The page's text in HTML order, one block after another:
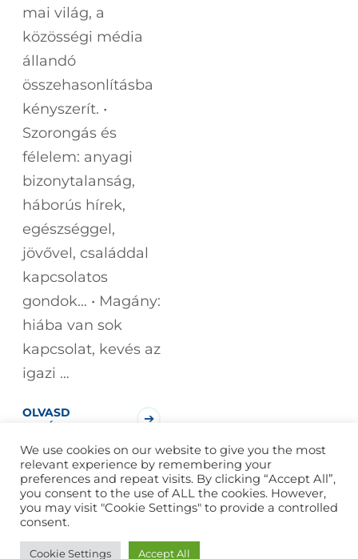
mai világ, a
közösségi média
állandó
összehasonlításba
kényszerít. •
Szorongás és
félelem: anyagi
bizonytalanság,
háborús hírek,
egészséggel,
jövővel, családdal
kapcsolatos
gondok… • Magány:
hiába van sok
kapcsolat, kevés az
igazi …
OLVASD
TOVÁBB!
2026Budai EvódiaMinden jog fenntartva. Készítette
We use cookies on our website to give you the most
relevant experience by remembering your
preferences and repeat visits. By clicking “Accept All”,
you consent to the use of ALL the cookies. However,
you may visit "Cookie Settings" to provide a controlled
consent.
Cookie Settings Accept All